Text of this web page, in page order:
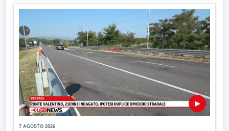
▶
7 AGOSTO 2026